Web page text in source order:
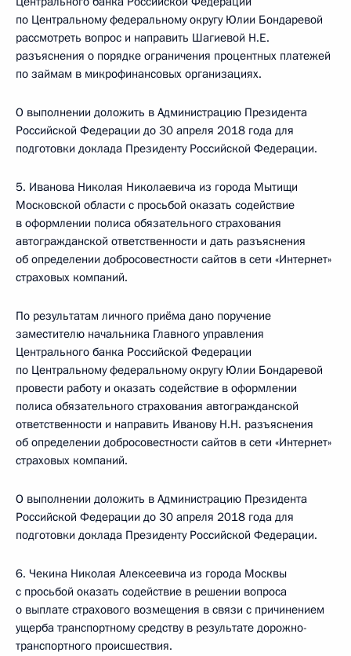
по Центральному федеральному округу Юлии Бондаревой
рассмотреть вопрос и направить Шагиевой Н.Е.
разъяснения о порядке ограничения процентных платежей
по займам в микрофинансовых организациях.
О выполнении доложить в Администрацию Президента
Российской Федерации до 30 апреля 2018 года для
подготовки доклада Президенту Российской Федерации.
5. Иванова Николая Николаевича из города Мытищи
Московской области с просьбой оказать содействие
в оформлении полиса обязательного страхования
автогражданской ответственности и дать разъяснения
об определении добросовестности сайтов в сети «Интернет»
страховых компаний.
По результатам личного приёма дано поручение
заместителю начальника Главного управления
Центрального банка Российской Федерации
по Центральному федеральному округу Юлии Бондаревой
провести работу и оказать содействие в оформлении
полиса обязательного страхования автогражданской
ответственности и направить Иванову Н.Н. разъяснения
об определении добросовестности сайтов в сети «Интернет»
страховых компаний.
О выполнении доложить в Администрацию Президента
Российской Федерации до 30 апреля 2018 года для
подготовки доклада Президенту Российской Федерации.
6. Чекина Николая Алексеевича из города Москвы
с просьбой оказать содействие в решении вопроса
о выплате страхового возмещения в связи с причинением
ущерба транспортному средству в результате дорожно-
транспортного происшествия.